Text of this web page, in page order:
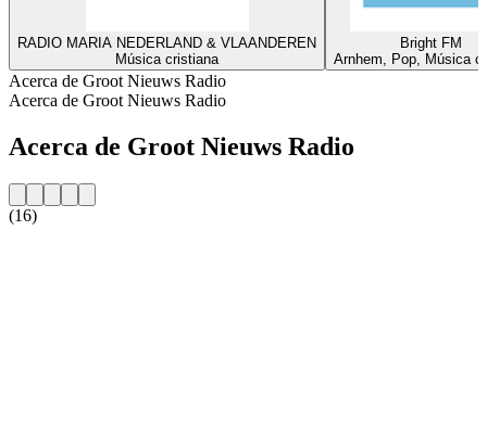
RADIO MARIA NEDERLAND & VLAANDEREN
Música cristiana
Bright FM
Arnhem, Pop, Música
Acerca de Groot Nieuws Radio
Acerca de Groot Nieuws Radio
Acerca de Groot Nieuws Radio
(16)